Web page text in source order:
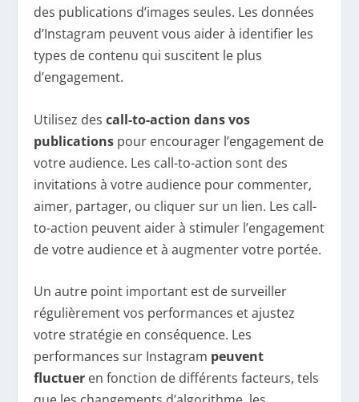
des publications d’images seules. Les données
d’Instagram peuvent vous aider à identifier les
types de contenu qui suscitent le plus
d’engagement.
Utilisez descall-to-action dans vos
publications pour encourager l’engagement de
votre audience. Les call-to-action sont des
invitations à votre audience pour commenter,
aimer, partager, ou cliquer sur un lien. Les call-
to-action peuvent aider à stimuler l’engagement
de votre audience et à augmenter votre portée.
Un autre point important est de surveiller
régulièrement vos performances et ajustez
votre stratégie en conséquence. Les
performances sur Instagram peuvent
fluctuer en fonction de différents facteurs, tels